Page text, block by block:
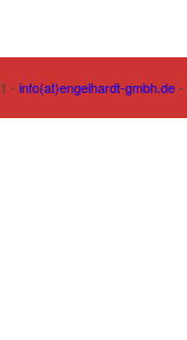
- info(at)engelhardt-gmbh.de-